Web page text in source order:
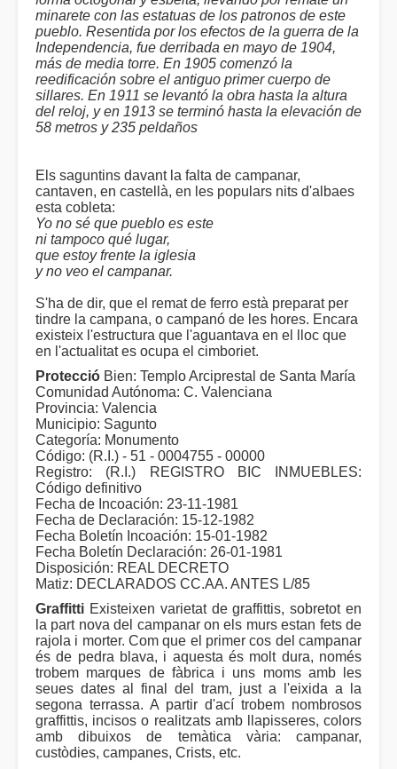
minarete con las estatuas de los patronos de este
pueblo. Resentida por los efectos de la guerra de la
Independencia, fue derribada en mayo de 1904,
más de media torre. En 1905 comenzó la
reedificación sobre el antiguo primer cuerpo de
sillares. En 1911 se levantó la obra hasta la altura
del reloj, y en 1913 se terminó hasta la elevación de
58 metros y 235 peldaños
Els saguntins davant la falta de campanar,
cantaven, en castellà, en les populars nits d'albaes
esta cobleta:
Yo no sé que pueblo es este
ni tampoco qué lugar,
que estoy frente la iglesia
y no veo el campanar.
S'ha de dir, que el remat de ferro està preparat per
tindre la campana, o campanó de les hores. Encara
existeix l'estructura que l'aguantava en el lloc que
en l'actualitat es ocupa el cimboriet.
Protecció Bien: Templo Arciprestal de Santa María
Comunidad Autónoma: C. Valenciana
Provincia: Valencia
Municipio: Sagunto
Categoría: Monumento
Código: (R.I.) - 51 - 0004755 - 00000
Registro: (R.I.) REGISTRO BIC INMUEBLES:
Código definitivo
Fecha de Incoación: 23-11-1981
Fecha de Declaración: 15-12-1982
Fecha Boletín Incoación: 15-01-1982
Fecha Boletín Declaración: 26-01-1981
Disposición: REAL DECRETO
Matiz: DECLARADOS CC.AA. ANTES L/85
Graffitti Existeixen varietat de graffittis, sobretot en
la part nova del campanar on els murs estan fets de
rajola i morter. Com que el primer cos del campanar
és de pedra blava, i aquesta és molt dura, només
trobem marques de fàbrica i uns moms amb les
seues dates al final del tram, just a l'eixida a la
segona terrassa. A partir d'ací trobem nombrosos
graffittis, incisos o realitzats amb llapisseres, colors
amb dibuixos de temàtica vària: campanar,
custòdies, campanes, Crists, etc.